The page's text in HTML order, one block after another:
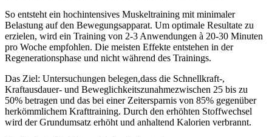
So entsteht ein hochintensives Muskeltraining mit minimaler
Belastung auf den Bewegungsapparat. Um optimale Resultate zu
erzielen, wird ein Training von 2-3 Anwendungen à 20-30 Minuten
pro Woche empfohlen. Die meisten Effekte entstehen in der
Regenerationsphase und nicht während des Trainings.
Das Ziel: Untersuchungen belegen,dass die Schnellkraft-,
Kraftausdauer- und Beweglichkeitszunahmezwischen 25 bis zu
50% betragen und das bei einer Zeitersparnis von 85% gegenüber
herkömmlichem Krafttraining. Durch den erhöhten Stoffwechsel
wird der Grundumsatz erhöht und anhaltend Kalorien verbrannt.